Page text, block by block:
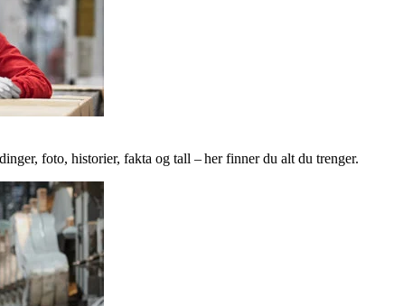
foto, historier, fakta og tall – her finner du alt du trenger.